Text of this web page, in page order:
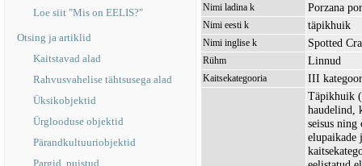
Loe siit "Mis on EELIS?"
Otsing ja artiklid
Kaitstavad alad
Rahvusvahelise tähtsusega alad
Üksikobjektid
Ürglooduse objektid
Pärandkultuuriobjektid
Pargid, puistud
Nimi ladina k Porzana
Nimi eesti k täpikhuik
Nimi inglise k Spotted
Rühm Linnud
Kaitsekategooria III
Täpikhuik
haudelind,
seisus ning
elupaikade